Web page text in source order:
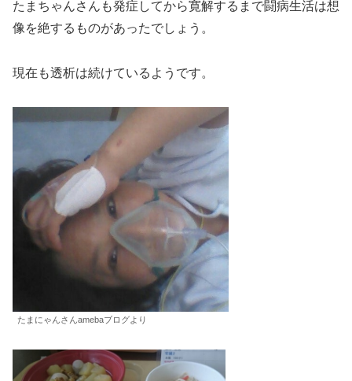
たまちゃんさんも発症してから寛解するまで闘病生活は想
像を絶するものがあったでしょう。
現在も透析は続けているようです。
たまにゃんさんamebaブログより